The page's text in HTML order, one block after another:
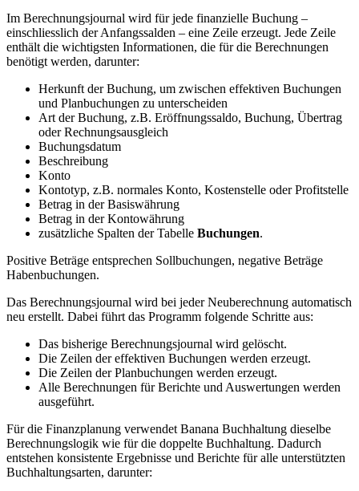
Im Berechnungsjournal wird für jede finanzielle Buchung –
einschliesslich der Anfangssalden – eine Zeile erzeugt. Jede Zeile
enthält die wichtigsten Informationen, die für die Berechnungen
benötigt werden, darunter:
Herkunft der Buchung, um zwischen effektiven Buchungen
und Planbuchungen zu unterscheiden
Art der Buchung, z.B. Eröffnungssaldo, Buchung, Übertrag
oder Rechnungsausgleich
Buchungsdatum
Beschreibung
Konto
Kontotyp, z.B. normales Konto, Kostenstelle oder Profitstelle
Betrag in der Basiswährung
Betrag in der Kontowährung
zusätzliche Spalten der Tabelle Buchungen.
Positive Beträge entsprechen Sollbuchungen, negative Beträge
Habenbuchungen.
Das Berechnungsjournal wird bei jeder Neuberechnung automatisch
neu erstellt. Dabei führt das Programm folgende Schritte aus:
Das bisherige Berechnungsjournal wird gelöscht.
Die Zeilen der effektiven Buchungen werden erzeugt.
Die Zeilen der Planbuchungen werden erzeugt.
Alle Berechnungen für Berichte und Auswertungen werden
ausgeführt.
Für die Finanzplanung verwendet Banana Buchhaltung dieselbe
Berechnungslogik wie für die doppelte Buchhaltung. Dadurch
entstehen konsistente Ergebnisse und Berichte für alle unterstützten
Buchhaltungsarten, darunter: